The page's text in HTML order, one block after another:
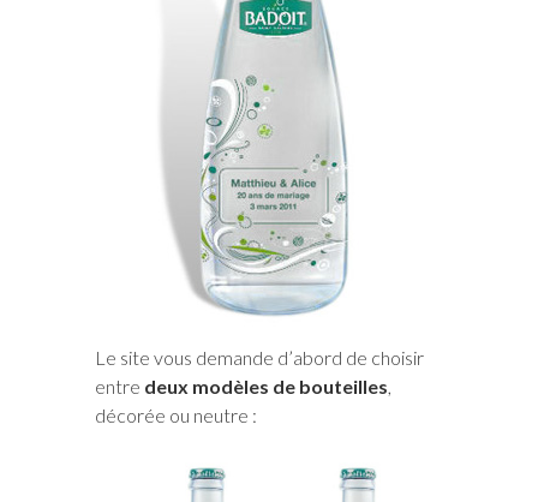
Le site vous demande d’abord de choisir
entre deux modèles de bouteilles,
décorée ou neutre :